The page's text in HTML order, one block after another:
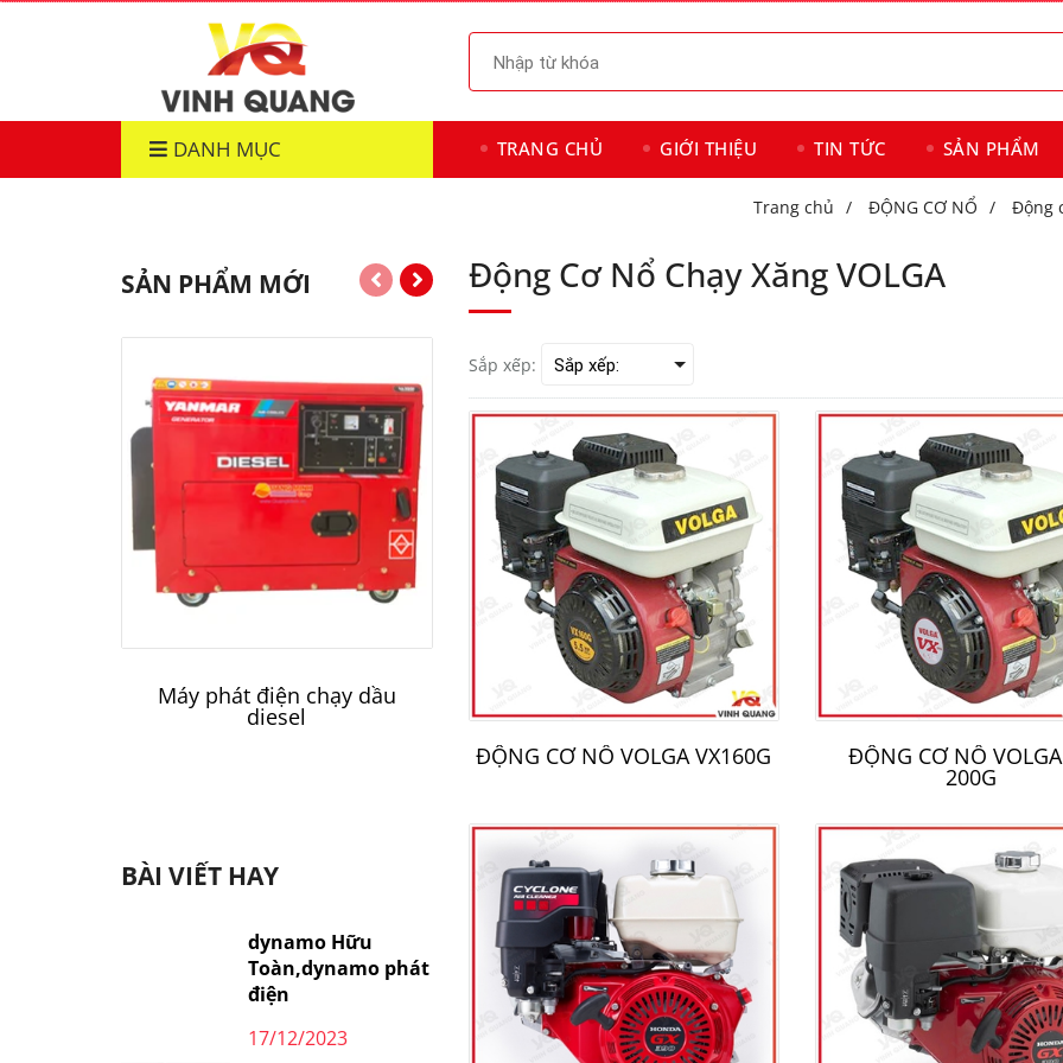
DANH MỤC TRANG CHỦ GIỚI THIỆU TIN TỨC SẢN PHẨM
Trang chủ / ĐỘNG CƠ NỔ / Động
Động Cơ Nổ Chạy Xăng VOLGA
Sắp xếp:
ĐỘNG CƠ NỔ VOLGA VX160G ĐỘNG CƠ NỔ
200G
SẢN PHẨM MỚI
Máy phát điện chạy dầu
diesel
Máy bơm nước chạy dầu Dây phun áp lực
BÀI VIẾT HAY
dynamo Hữu
Toàn,dynamo phát
điện
17/12/2023